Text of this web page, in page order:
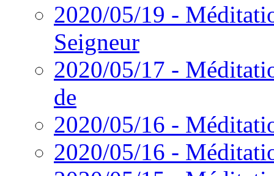
2020/05/19 -
Seigneur
2020/05/17 -
de
2020/05/16 -
2020/05/16 -